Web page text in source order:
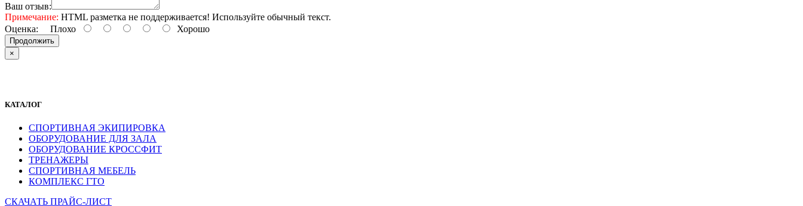
Ваш отзыв:
Примечание: HTML разметка не поддерживается! Используйте обычный текст.
Оценка: Плохо Хорошо
Продолжить
×
КАТАЛОГ
СПОРТИВНАЯ ЭКИПИРОВКА
ОБОРУДОВАНИЕ ДЛЯ ЗАЛА
ОБОРУДОВАНИЕ КРОССФИТ
ТРЕНАЖЕРЫ
СПОРТИВНАЯ МЕБЕЛЬ
КОМПЛЕКС ГТО
СКАЧАТЬ ПРАЙС-ЛИСТ